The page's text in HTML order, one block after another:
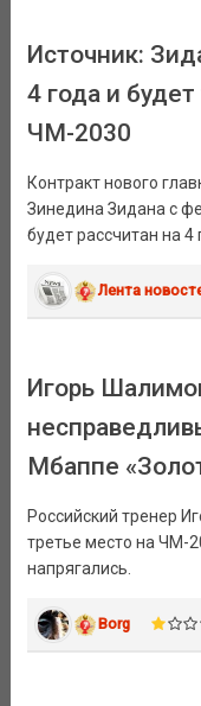
Источник:
4 года и
ЧМ-2030
Контракт нового
Зинедина Зидана с
будет рассчитан на 4
Лента
Игорь
Мбаппе
Российский тренер
третье место на ЧМ-
напрягались.
Borg